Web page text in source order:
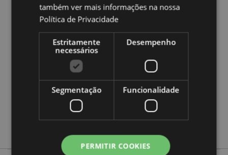
Caracteristicas do Produto
Altura 6.5-9cm Largura 8-14cm Profundidade
Não
também ver mais informações na nossa
Política de Privacidade
Estritamente
necessários
Desempenho
Segmentação Funcionalidade
PERMITIR COOKIES